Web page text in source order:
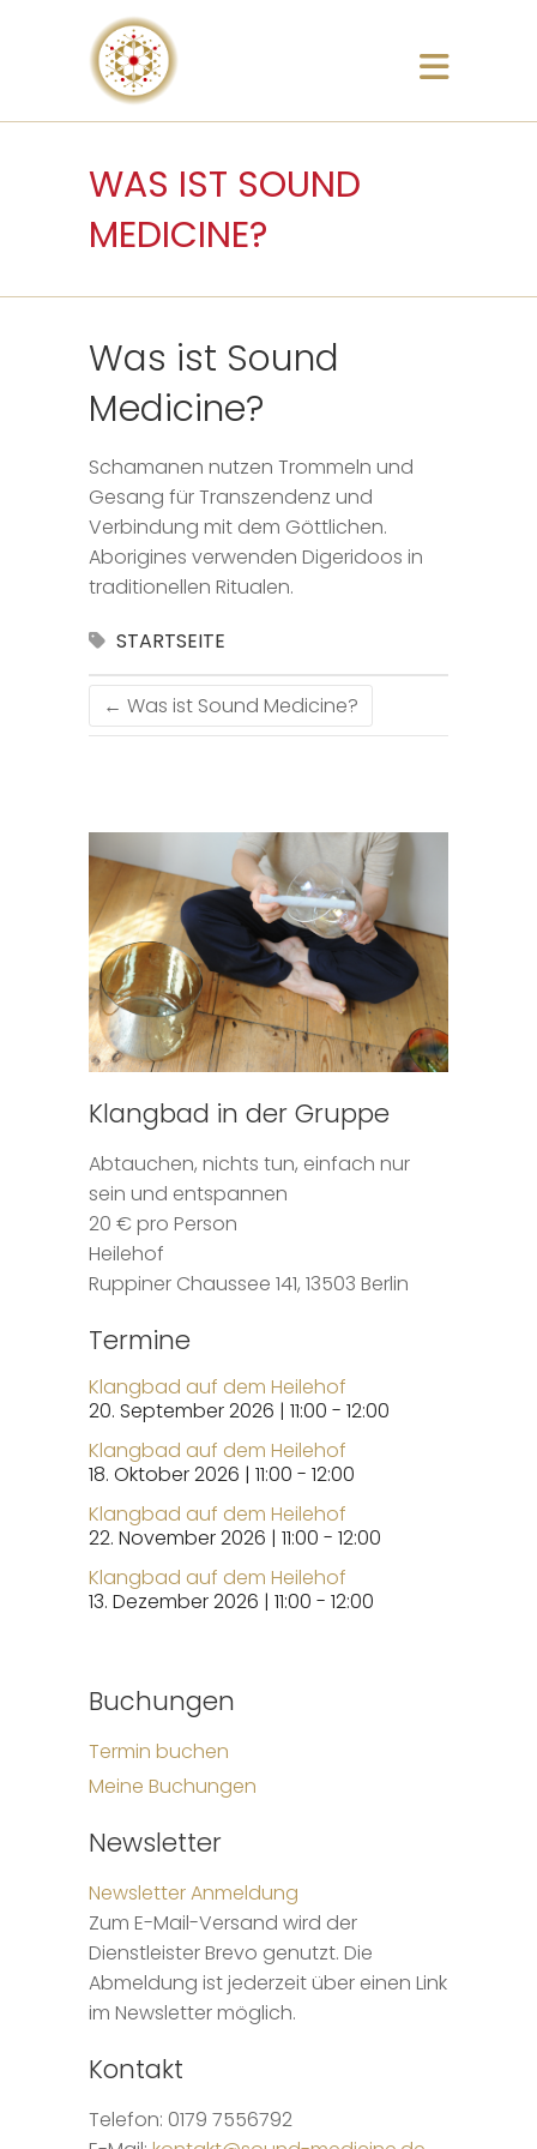
WAS IST SOUND
MEDICINE?
Was ist Sound
Medicine?
Schamanen nutzen Trommeln und
Gesang für Transzendenz und
Verbindung mit dem Göttlichen.
Aborigines verwenden Digeridoos in
traditionellen Ritualen.
STARTSEITE
← Was ist Sound Medicine?
Klangbad in der Gruppe
Abtauchen, nichts tun, einfach nur
sein und entspannen
20 € pro Person
Heilehof
Ruppiner Chaussee 141, 13503 Berlin
Termine
Klangbad auf dem Heilehof
20. September 2026 | 11:00 - 12:00
Klangbad auf dem Heilehof
18. Oktober 2026 | 11:00 - 12:00
Klangbad auf dem Heilehof
22. November 2026 | 11:00 - 12:00
Klangbad auf dem Heilehof
13. Dezember 2026 | 11:00 - 12:00
Buchungen
Termin buchen
Meine Buchungen
Newsletter
Newsletter Anmeldung
Zum E-Mail-Versand wird der
Dienstleister Brevo genutzt. Die
Abmeldung ist jederzeit über einen Link
im Newsletter möglich.
Kontakt
Telefon: 0179 7556792